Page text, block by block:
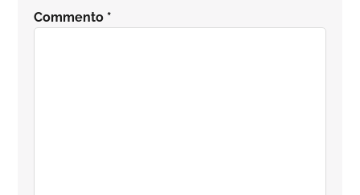
Commento *